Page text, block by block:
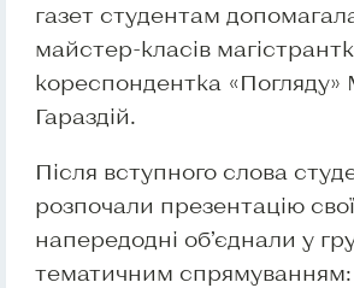
газет студентам
майстер-класів
кореспондентка
Гараздій.
Після вступного слова
розпочали презентацію
напередодні об’єднали у
тематичним спрямуванням: